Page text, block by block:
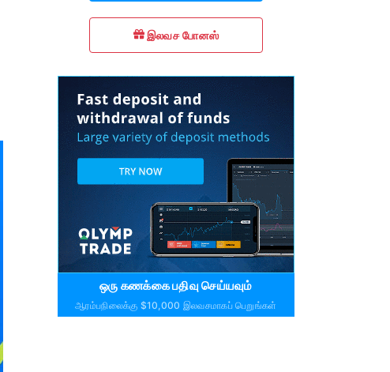
இலவச போனஸ்
ஒரு கணக்கை பதிவு செய்யவும்
ஆரம்பநிலைக்கு $10,000 இலவசமாகப் பெறுங்கள்